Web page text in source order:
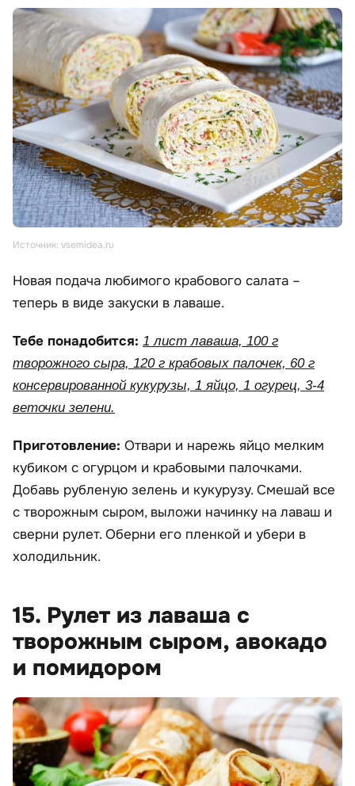
Источник: vsemidea.ru
Новая подача любимого крабового салата –
теперь в виде закуски в лаваше.
Тебе понадобится: 1 лист лаваша, 100 г
творожного сыра, 120 г крабовых палочек, 60 г
консервированной кукурузы, 1 яйцо, 1 огурец, 3-4
веточки зелени.
Приготовление: Отвари и нарежь яйцо мелким
кубиком с огурцом и крабовыми палочками.
Добавь рубленую зелень и кукурузу. Смешай все
с творожным сыром, выложи начинку на лаваш и
сверни рулет. Оберни его пленкой и убери в
холодильник.
15. Рулет из лаваша с
творожным сыром, авокадо
и помидором